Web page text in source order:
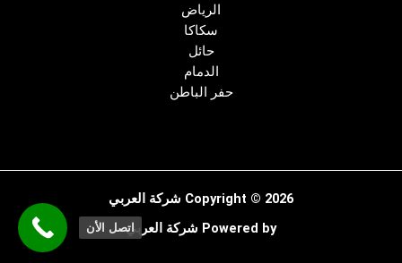
الرياض
سكاكا
حائل
الدمام
حفر الباطن
Copyright © 2026 شركة العربي
Powered by شركة العربي
اتصل الأن